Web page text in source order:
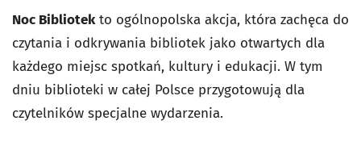
Noc Bibliotekto ogólnopolska akcja, która zachęca do
czytania i odkrywania bibliotek jako otwartych dla
każdego miejsc spotkań, kultury i edukacji. W tym
dniu biblioteki w całej Polsce przygotowują dla
czytelników specjalne wydarzenia.